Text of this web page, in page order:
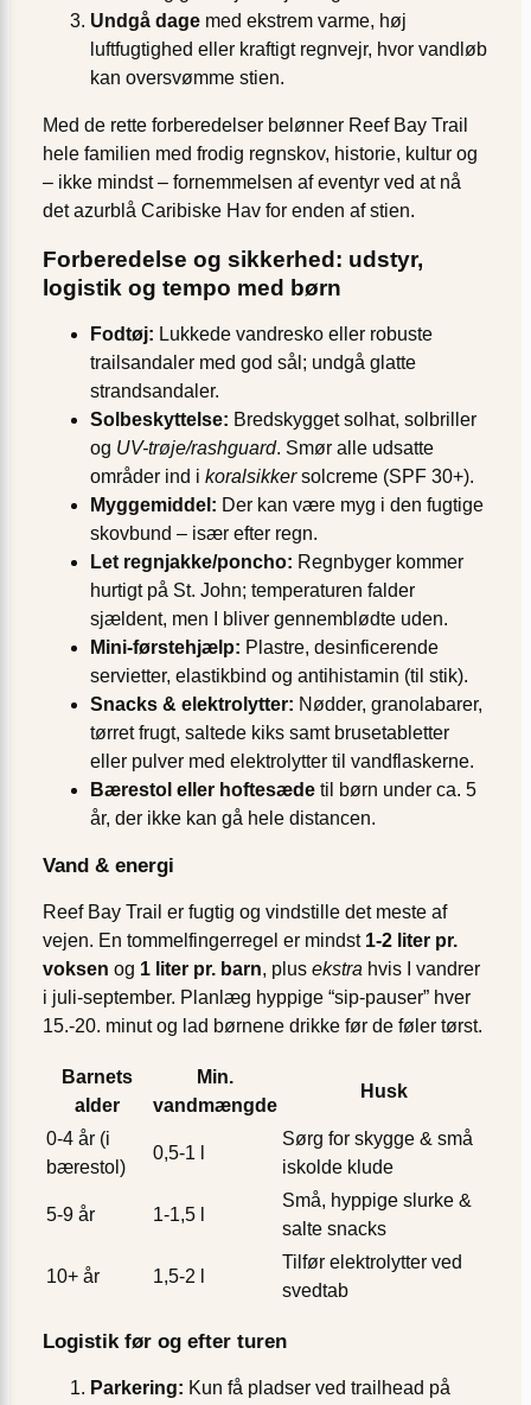
Undgå dage med ekstrem varme, høj
luftfugtighed eller kraftigt regnvejr, hvor vandløb
kan oversvømme stien.
Med de rette forberedelser belønner Reef Bay Trail
hele familien med frodig regnskov, historie, kultur og
– ikke mindst – fornemmelsen af eventyr ved at nå
det azurblå Caribiske Hav for enden af stien.
Forberedelse og sikkerhed: udstyr,
logistik og tempo med børn
Fodtøj: Lukkede vandresko eller robuste
trailsandaler med god sål; undgå glatte
strandsandaler.
Solbeskyttelse: Bredskygget solhat, solbriller
og UV-trøje/rashguard. Smør alle udsatte
områder ind i koralsikkersolcreme (SPF 30+).
Myggemiddel: Der kan være myg i den fugtige
skovbund – især efter regn.
Let regnjakke/poncho: Regnbyger kommer
hurtigt på St. John; temperaturen falder
sjældent, men I bliver gennemblødte uden.
Mini‐førstehjælp: Plastre, desinficerende
servietter, elastikbind og antihistamin (til stik).
Snacks & elektrolytter: Nødder, granolabarer,
tørret frugt, saltede kiks samt brusetabletter
eller pulver med elektrolytter til vandflaskerne.
Bærestol eller hoftesæde til børn under ca. 5
år, der ikke kan gå hele distancen.
Vand & energi
Reef Bay Trail er fugtig og vindstille det meste af
vejen. En tommelfingerregel er mindst 1-2 liter pr.
voksen og 1 liter pr. barn, plus ekstra hvis I vandrer
i juli-september. Planlæg hyppige “sip‐pauser” hver
15.-20. minut og lad børnene drikke før de føler tørst.
Barnets
alder
Min.
vandmængde
Husk
0-4 år (i
bærestol)
0,5-1 l
Sørg for skygge & små
iskolde klude
5-9 år 1-1,5 l
Små, hyppige slurke &
salte snacks
10+ år 1,5-2 l
Tilfør elektrolytter ved
svedtab
Logistik før og efter turen
Parkering: Kun få pladser ved trailhead på